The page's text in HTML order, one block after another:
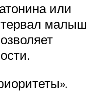
или
малыш